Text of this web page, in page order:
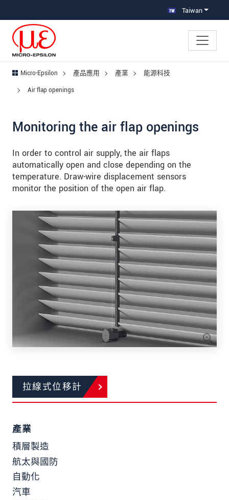
Taiwan
Micro-Epsilon 產品應用 產業
能源科技
Air flap openings
Monitoring the air flap openings
In order to control air supply, the air flaps
automatically open and close depending on the
temperature. Draw-wire displacement sensors
monitor the position of the open air flap.
拉線式位移計
產業
積層製造
航太與國防
自動化
汽車